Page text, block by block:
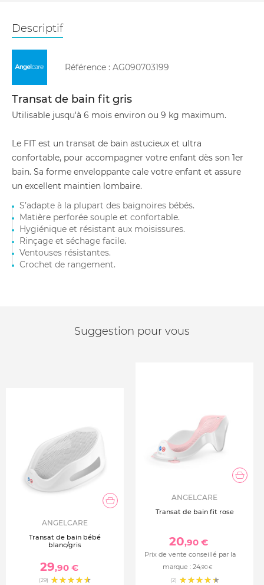
Descriptif
Référence : AG090703199
Transat de bain fit gris
Utilisable jusqu'à 6 mois environ ou 9 kg maximum.
Le FIT est un transat de bain astucieux et ultra
confortable, pour accompagner votre enfant dès son 1er
bain. Sa forme enveloppante cale votre enfant et assure
un excellent maintien lombaire.
S’adapte à la plupart des baignoires bébés.
Matière perforée souple et confortable.
Hygiénique et résistant aux moisissures.
Rinçage et séchage facile.
Ventouses résistantes.
Crochet de rangement.
Suggestion pour vous
ANGELCARE
Transat de bain bébé
blanc/gris
29,90 €
(29)
ANGELCARE
Transat de bain fit rose
20,90 €
Prix de vente conseillé par la
marque : 24,90 €
(2)